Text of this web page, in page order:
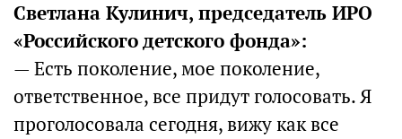
Светлана Кулинич, председатель ИРО
«Российского детского фонда»:
— Есть поколение, мое поколение,
ответственное, все придут голосовать. Я
проголосовала сегодня, вижу как все